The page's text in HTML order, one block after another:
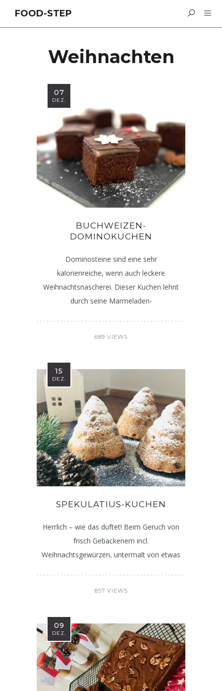
FOOD-STEP
Weihnachten
07
DEZ.
BUCHWEIZEN-
DOMINOKUCHEN
Dominosteine sind eine sehr
kalorienreiche, wenn auch leckere
Weihnachtsnascherei. Dieser Kuchen lehnt
durch seine Marmeladen-
689 VIEWS
15
DEZ.
SPEKULATIUS-KUCHEN
Herrlich – wie das duftet! Beim Geruch von
frisch Gebackenem incl.
Weihnachtsgewürzen, untermalt von etwas
857 VIEWS
09
DEZ.